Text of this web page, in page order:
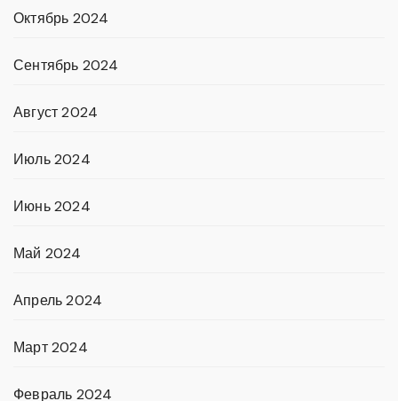
Октябрь 2024
Сентябрь 2024
Август 2024
Июль 2024
Июнь 2024
Май 2024
Апрель 2024
Март 2024
Февраль 2024